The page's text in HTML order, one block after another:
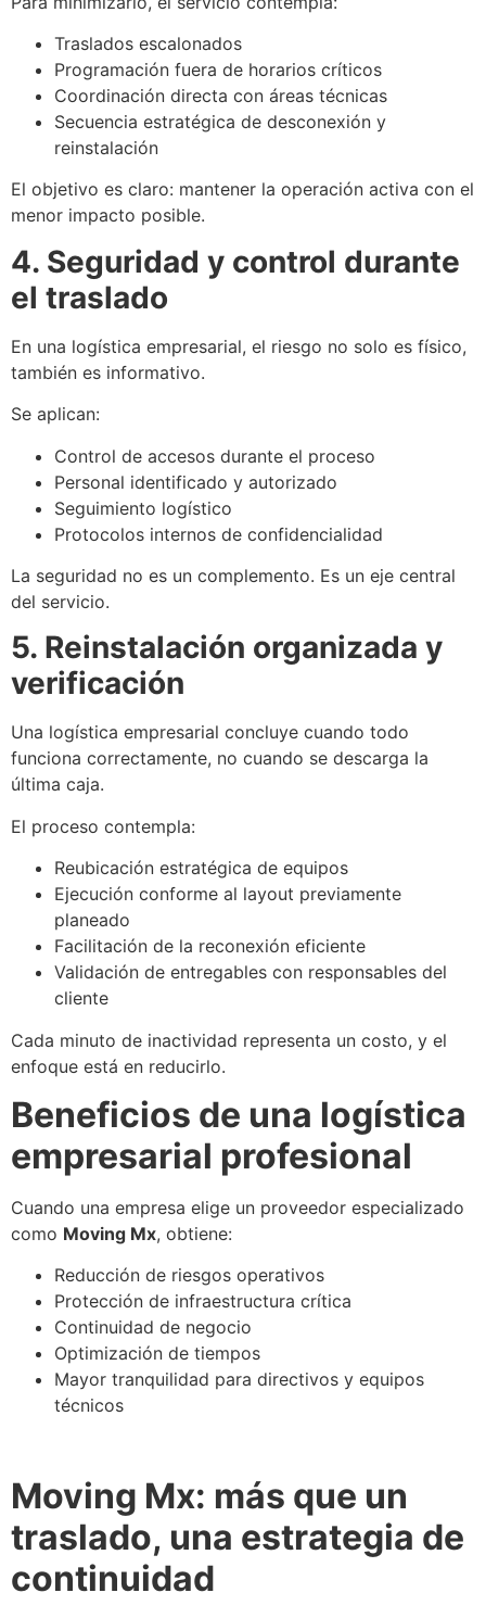
Traslados escalonados
Programación fuera de horarios críticos
Coordinación directa con áreas técnicas
Secuencia estratégica de desconexión y
reinstalación
El objetivo es claro: mantener la operación activa con el
menor impacto posible.
4. Seguridad y control durante
el traslado
En una logística empresarial, el riesgo no solo es físico,
también es informativo.
Se aplican:
Control de accesos durante el proceso
Personal identificado y autorizado
Seguimiento logístico
Protocolos internos de confidencialidad
La seguridad no es un complemento. Es un eje central
del servicio.
5. Reinstalación organizada y
verificación
Una logística empresarial concluye cuando todo
funciona correctamente, no cuando se descarga la
última caja.
El proceso contempla:
Reubicación estratégica de equipos
Ejecución conforme al layout previamente
planeado
Facilitación de la reconexión eficiente
Validación de entregables con responsables del
cliente
Cada minuto de inactividad representa un costo, y el
enfoque está en reducirlo.
Beneficios de una logística
empresarial profesional
Cuando una empresa elige un proveedor especializado
como Moving Mx, obtiene:
Reducción de riesgos operativos
Protección de infraestructura crítica
Continuidad de negocio
Optimización de tiempos
Mayor tranquilidad para directivos y equipos
técnicos
Moving Mx: más que un
traslado, una estrategia de
continuidad